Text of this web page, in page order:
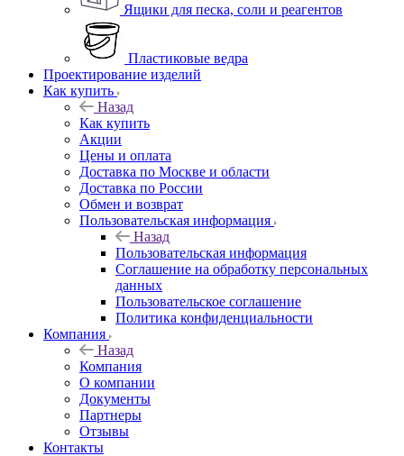
Ящики для песка, соли и реагентов
Пластиковые ведра
Проектирование изделий
Как купить
Назад
Как купить
Акции
Цены и оплата
Доставка по Москве и области
Доставка по России
Обмен и возврат
Пользовательская информация
Назад
Пользовательская информация
Соглашение на обработку персональных
данных
Пользовательское соглашение
Политика конфиденциальности
Компания
Назад
Компания
О компании
Документы
Партнеры
Отзывы
Контакты